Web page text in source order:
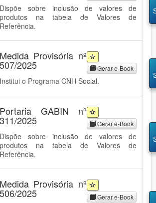
Dispõe sobre inclusão de valores de
produtos na tabela de Valores de
Referência.
Medida Provisória nº
507/2025 Gerar e-Book
Institui o Programa CNH Social.
Portaria GABIN nº
311/2025 Gerar e-Book
Dispõe sobre inclusão de valores de
produtos na tabela de Valores de
Referência.
Medida Provisória nº
506/2025 Gerar e-Book